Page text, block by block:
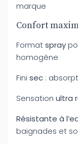
marque
Confort
Formatspray
homogène
Fini sec :
Sensation ultra
Résistante à
baignades et